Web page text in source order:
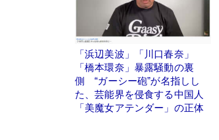
「浜辺美波」「川口春奈」
「橋本環奈」暴露騒動の裏
側 “ガーシー砲”が名指しし
た、芸能界を侵食する中国人
「美魔女アテンダー」の正体